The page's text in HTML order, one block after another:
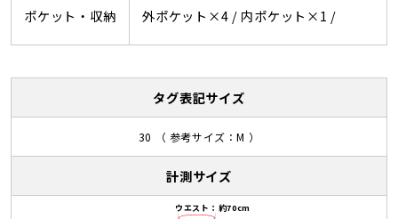
ポケット・収納 外ポケット×4 / 内ポケット×1 /
タグ表記サイズ
30 （ 参考サイズ：M ）
計測サイズ
ウエスト：約70cm